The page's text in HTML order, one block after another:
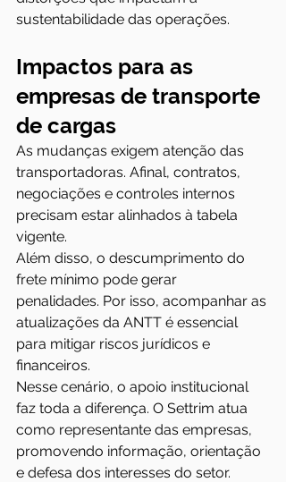
sustentabilidade das operações.
Impactos para as
empresas de transporte
de cargas
As mudanças exigem atenção das
transportadoras. Afinal, contratos,
negociações e controles internos
precisam estar alinhados à tabela
vigente.
Além disso, o descumprimento do
frete mínimo pode gerar
penalidades. Por isso, acompanhar as
atualizações da ANTT é essencial
para mitigar riscos jurídicos e
financeiros.
Nesse cenário, o apoio institucional
faz toda a diferença. O Settrim atua
como representante das empresas,
promovendo informação, orientação
e defesa dos interesses do setor.